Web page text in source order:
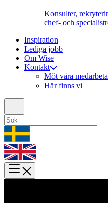
Konsulter,
chef- och
Inspiration
Lediga jobb
Om Wise
Kontakt
Möt våra
Här finns vi